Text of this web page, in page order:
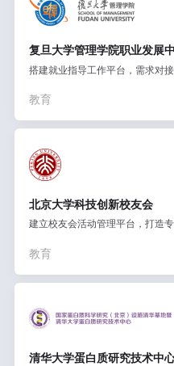
复旦大学管理学院职业发展
搭建就业指导工作平台，需求对
教育
北京大学科技创新校友会
建立校友会活动管理平台，打造
教育
清华大学蛋白质研究技术中